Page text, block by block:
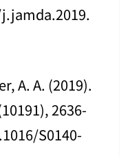
A. A. (2019).
2636-
S0140-